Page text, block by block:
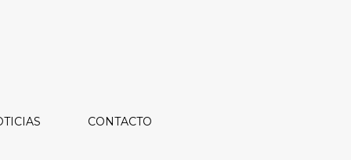
CONTACTO